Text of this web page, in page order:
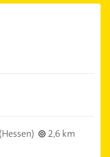
2,6 km